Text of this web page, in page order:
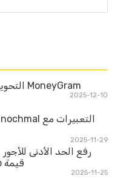
MoneyGram التحويل الدولي بسهولة
2025-12-10
2025-11-29
قيمة Minijob إلى 603
2025-11-25